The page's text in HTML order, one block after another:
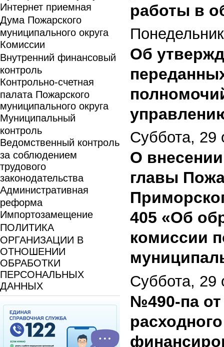
Интернет приемная
Дума Пожарского
муниципального округа
Комиссии
Внутренний финансовый
контроль
Контрольно-счетная
палата Пожарского
муниципального округа
Муниципальный
контроль
Ведомственный контроль
за соблюдением
трудового
законодательства
Административная
реформа
Импортозамещение
ПОЛИТИКА
ОРГАНИЗАЦИИ В
ОТНОШЕНИИ
ОБРАБОТКИ
ПЕРСОНАЛЬНЫХ
ДАННЫХ
работы в
Об
Суббота, 29
О
главы
405 «Об
комиссии
Суббота, 29
№490-па от